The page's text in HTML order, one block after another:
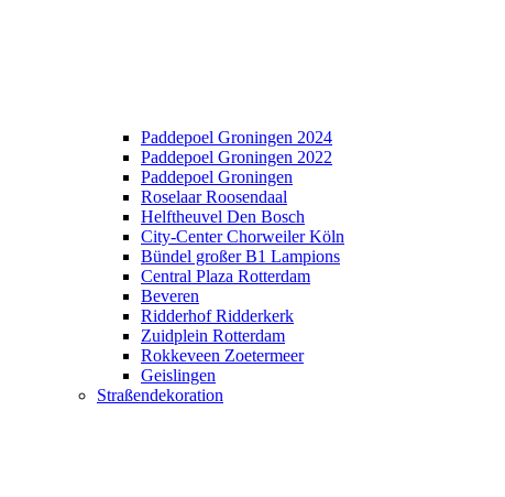
Paddepoel Groningen 2024
Paddepoel Groningen 2022
Paddepoel Groningen
Roselaar Roosendaal
Helftheuvel Den Bosch
City-Center Chorweiler Köln
Bündel großer B1 Lampions
Central Plaza Rotterdam
Beveren
Ridderhof Ridderkerk
Zuidplein Rotterdam
Rokkeveen Zoetermeer
Geislingen
Straßendekoration